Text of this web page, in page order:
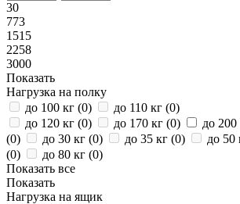
30
773
1515
2258
3000
Показать
Нагрузка на полку
до 100 кг (0) до 110 кг (0)
до 120 кг (0) до 170 кг (0) до 200
(0) до 30 кг (0) до 35 кг (0) до 50
(0) до 80 кг (0)
Показать все
Показать
Нагрузка на ящик